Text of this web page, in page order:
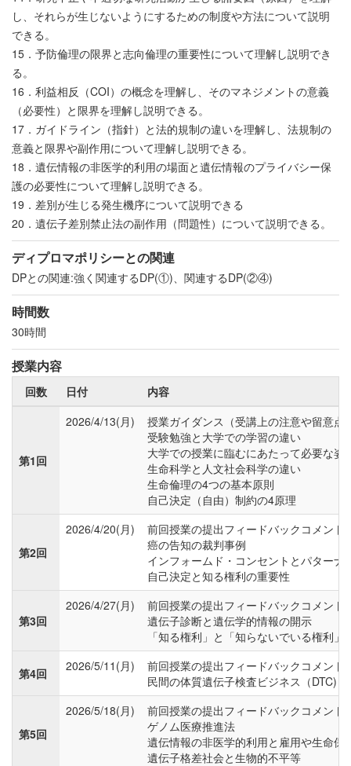
し、それらが生じないようにするための制度や方法について説明
できる。
15．予防倫理の限界と志向倫理の重要性について理解し説明でき
る。
16．利益相反（COI）の概念を理解し、そのマネジメントの意義
（必要性）と限界を理解し説明できる。
17．ガイドライン（指針）と法的規制の違いを理解し、法規制の
意義と限界や副作用について理解し説明できる。
18．遺伝情報の非医学的利用の場面と遺伝情報のプライバシー保
護の必要性について理解し説明できる。
19．差別が生じる発生機序について説明できる
20．遺伝子差別禁止法の副作用（問題性）について説明できる。
ディプロマポリシーとの関連
DPとの関連:強く関連するDP(①)、関連するDP(②④)
時間数
30時間
授業内容
回数 日付 内容
第1回
2026/4/13(月)
授業ガイダンス（受講上の注意や留意点
受験勉強と大学での学習の違い
大学での授業に臨むにあたって必要な姿
生命科学と人文社会科学の違い
生命倫理の4つの基本原則
自己決定（自由）制約の4原理
第2回
2026/4/20(月)
前回授業の提出フィードバックコメン
癌の告知の裁判事例
インフォームド・コンセントとパターナ
自己決定と知る権利の重要性
第3回
2026/4/27(月)
前回授業の提出フィードバックコメン
遺伝子診断と遺伝学的情報の開示
「知る権利」と「知らないでいる権利」
第4回 2026/5/11(月)
前回授業の提出フィードバックコメン
民間の体質遺伝子検査ビジネス（DTC)
第5回
2026/5/18(月)
前回授業の提出フィードバックコメン
ゲノム医療推進法
遺伝情報の非医学的利用と雇用や生命保
遺伝子格差社会と生物的不平等